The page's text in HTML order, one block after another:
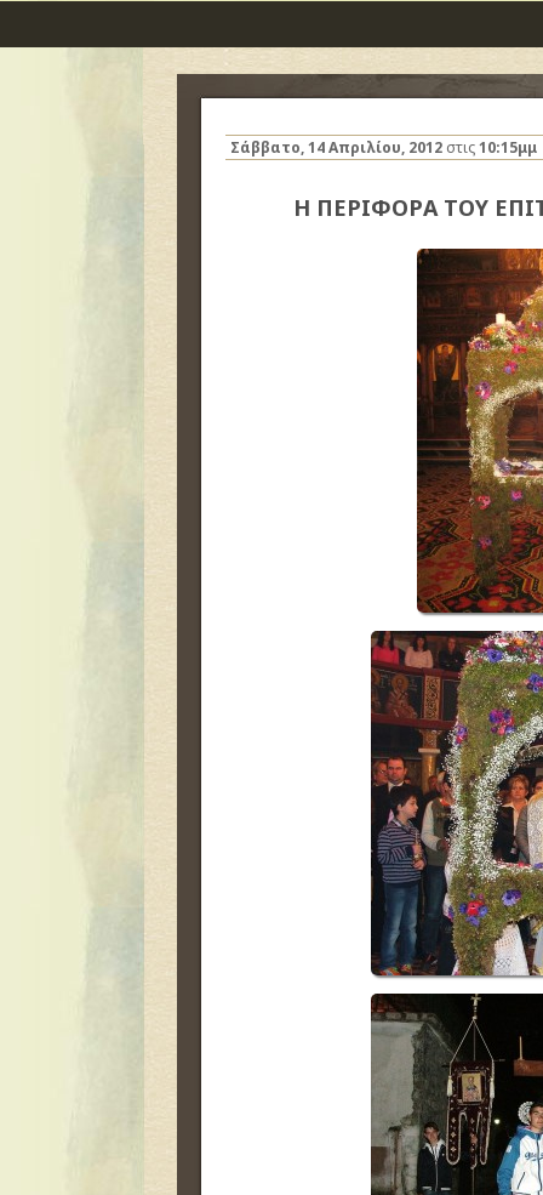
Σάββατο, 14 Απριλίου, 2012 στις10:15μμ
Η ΠΕΡΙΦΟΡΑ ΤΟΥ